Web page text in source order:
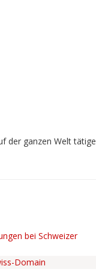
der ganzen Welt tätige
bei Schweizer
Domain